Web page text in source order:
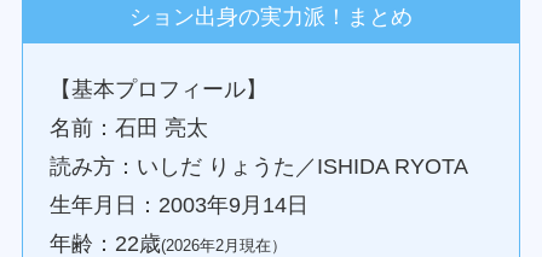
ション出身の実力派！まとめ
【基本プロフィール】
名前：石田 亮太
読み方：いしだ りょうた／ISHIDA RYOTA
生年月日：2003年9月14日
年齢：22歳(2026年2月現在）